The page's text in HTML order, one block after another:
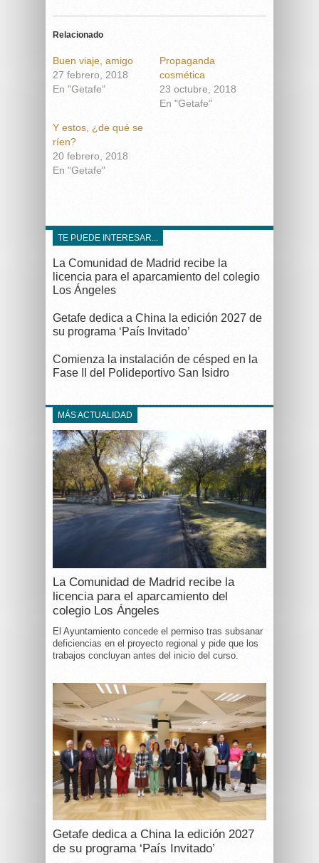
Relacionado
Buen viaje, amigo
27 febrero, 2018
En "Getafe"
Propaganda
cosmética
23 octubre, 2018
En "Getafe"
Y estos, ¿de qué se
ríen?
20 febrero, 2018
En "Getafe"
TE PUEDE INTERESAR...
La Comunidad de Madrid recibe la
licencia para el aparcamiento del colegio
Los Ángeles
Getafe dedica a China la edición 2027 de
su programa ‘País Invitado’
Comienza la instalación de césped en la
Fase II del Polideportivo San Isidro
MÁS ACTUALIDAD
La Comunidad de Madrid recibe la
licencia para el aparcamiento del
colegio Los Ángeles
El Ayuntamiento concede el permiso tras subsanar
deficiencias en el proyecto regional y pide que los
trabajos concluyan antes del inicio del curso.
Getafe dedica a China la edición 2027
de su programa ‘País Invitado’